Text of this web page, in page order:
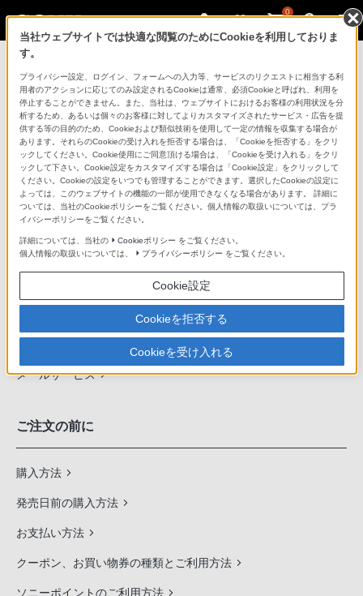
0
ソニーストアのご利用ガイド
ご利用ガイドでは、ソニーストアのご利用方法・サービ
スに関しまとめてご案内しております。
ご利用の前に
ソニーストア 店舗のご案内
ソニーショップ（ソニーストア取次店）のご案内
ソニーストアの特典・サービス
（長期保証、下取サービス、設置・設定サービスなど）
定期クーポンのプレゼントについて
メールサービス
ご注文の前に
購入方法
発売日前の購入方法
お支払い方法
クーポン、お買い物券の種類とご利用方法
ソニーポイントのご利用方法
当社ウェブサイトでは快適な閲覧のためにCookieを利用しておりま
す。
プライバシー設定、ログイン、フォームへの入力等、サービスのリクエストに相当する利
用者のアクションに応じてのみ設定されるCookieは通常、必須Cookieと呼ばれ、利用を
停止することができません。また、当社は、ウェブサイトにおけるお客様の利用状況を分
析するため、あるいは個々のお客様に対してよりカスタマイズされたサービス・広告を提
供する等の目的のため、Cookieおよび類似技術を使用して一定の情報を収集する場合が
あります。それらのCookieの受け入れを拒否する場合は、「Cookieを拒否する」をクリ
ックしてください。Cookie使用にご同意頂ける場合は、「Cookieを受け入れる」をクリ
ックして下さい。Cookie設定をカスタマイズする場合は「Cookie設定」をクリックして
ください。Cookieの設定をいつでも管理することができます。選択したCookieの設定に
よっては、このウェブサイトの機能の一部が使用できなくなる場合があります。 詳細に
ついては、当社のCookieポリシーをご覧ください。個人情報の取扱いについては、プラ
イバシーポリシーをご覧ください。
詳細については、当社の Cookieポリシー をご覧ください。
個人情報の取扱いについては、
プライバシーポリシー をご覧ください。
Cookie設定
Cookieを拒否する
Cookieを受け入れる